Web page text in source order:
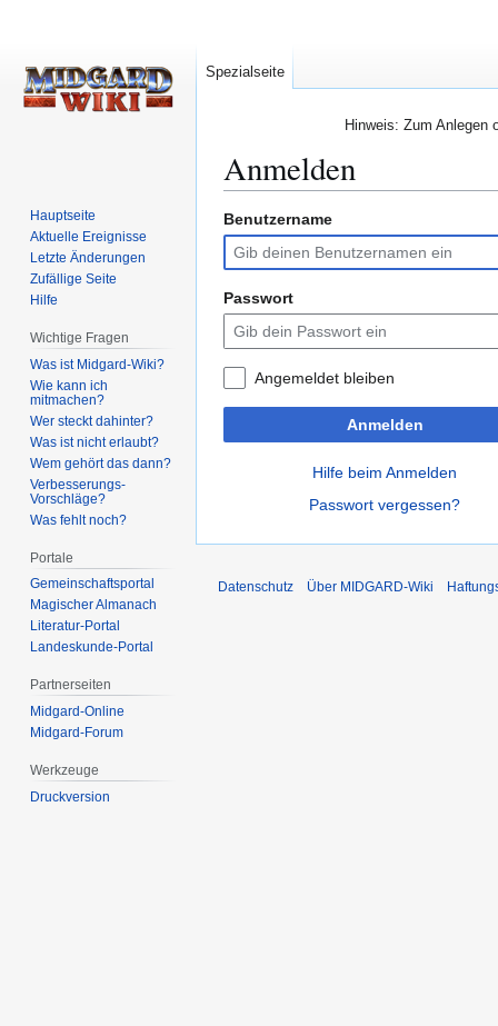
Hinweis: Zum Anlegen
Anmelden
Zur
Navigation
springen
Zur
Suche
springen
Benutzername
Passwort
Angemeldet bleiben
Anmelden
Hilfe beim Anmelden
Passwort vergessen?
Spezialseite
Hauptseite
Aktuelle Ereignisse
Letzte Änderungen
Zufällige Seite
Hilfe
Wichtige Fragen
Was ist Midgard-Wiki?
Wie kann ich
mitmachen?
Wer steckt dahinter?
Was ist nicht erlaubt?
Wem gehört das dann?
Verbesserungs-
Vorschläge?
Was fehlt noch?
Portale
Gemeinschafts­portal
Magischer Almanach
Literatur-Portal
Landeskunde-Portal
Partnerseiten
Midgard-Online
Midgard-Forum
Werkzeuge
Druckversion
Datenschutz Über MIDGARD-Wiki